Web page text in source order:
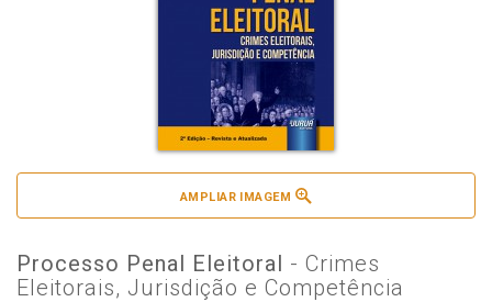
AMPLIAR IMAGEM
Processo Penal Eleitoral - Crimes
Eleitorais, Jurisdição e Competência